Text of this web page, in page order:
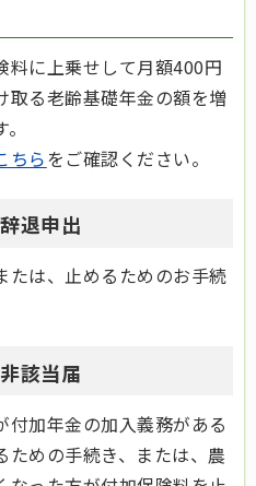
料に上乗せして月額400円
取る老齢基礎年金の額を増
ちらをご確認ください。
退申出
たは、止めるためのお手続
該当届
付加年金の加入義務がある
ための手続き、または、農